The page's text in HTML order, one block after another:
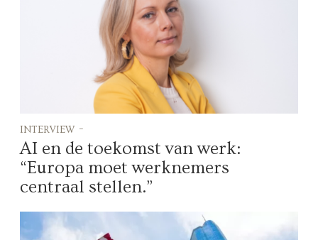
interview -
AI en de toekomst van werk:
“Europa moet werknemers
centraal stellen.”